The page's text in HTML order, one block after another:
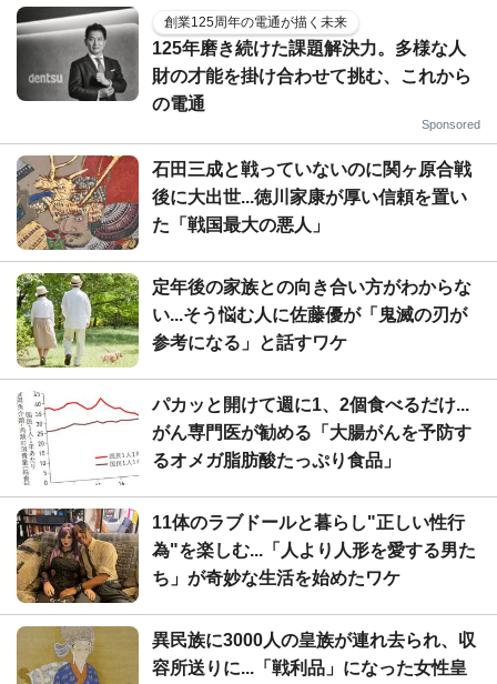
創業125周年の電通が描く未来
125年磨き続けた課題解決力。多様な人
財の才能を掛け合わせて挑む、これから
の電通
Sponsored
石田三成と戦っていないのに関ヶ原合戦
後に大出世...徳川家康が厚い信頼を置い
た「戦国最大の悪人」
定年後の家族との向き合い方がわからな
い...そう悩む人に佐藤優が「鬼滅の刃が
参考になる」と話すワケ
パカッと開けて週に1、2個食べるだけ...
がん専門医が勧める「大腸がんを予防す
るオメガ脂肪酸たっぷり食品」
11体のラブドールと暮らし"正しい性行
為"を楽しむ...「人より人形を愛する男た
ち」が奇妙な生活を始めたワケ
異民族に3000人の皇族が連れ去られ、収
容所送りに...「戦利品」になった女性皇